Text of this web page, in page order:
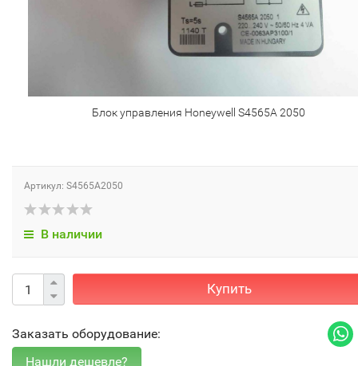
Блок управления Honeywell S4565A 2050
Артикул: S4565A2050
В наличии
Купить
Заказать оборудование: